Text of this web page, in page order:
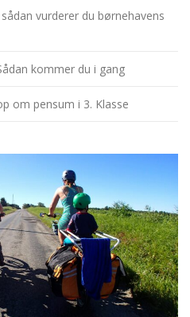
vurderer du børnehavens
kommer du i gang
om pensum i 3. Klasse